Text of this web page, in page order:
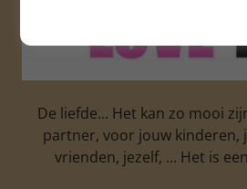
De liefde... Het kan zo mooi
partner, voor jouw kinderen,
vrienden, jezelf, ... Het is